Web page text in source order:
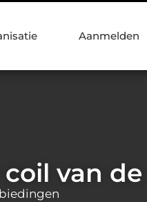
Aanmelden
van